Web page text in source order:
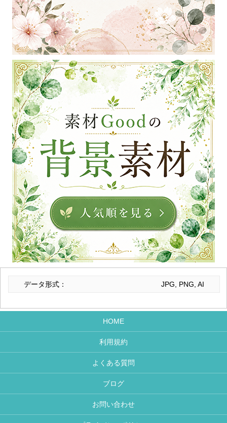
データ形式： JPG, PNG, AI
HOME
利用規約
よくある質問
ブログ
お問い合わせ